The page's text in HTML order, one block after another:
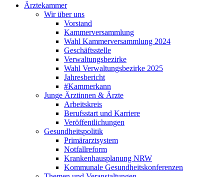
Ärztekammer
Wir über uns
Vorstand
Kammerversammlung
Wahl Kammerversammlung 2024
Geschäftsstelle
Verwaltungsbezirke
Wahl Verwaltungsbezirke 2025
Jahresbericht
#Kammerkann
Junge Ärztinnen & Ärzte
Arbeitskreis
Berufsstart und Karriere
Veröffentlichungen
Gesundheitspolitik
Primärarztsystem
Notfallreform
Krankenhausplanung NRW
Kommunale Gesundheitskonferenzen